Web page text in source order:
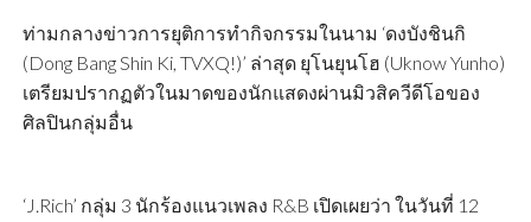
ท่ามกลางข่าวการยุติการทำกิจกรรมในนาม ‘ดงบังชินกิ
(Dong Bang Shin Ki, TVXQ!)’ ล่าสุด ยุโนยุนโฮ (Uknow Yunho)
เตรียมปรากฏตัวในมาดของนักแสดงผ่านมิวสิควีดีโอของ
ศิลปินกลุ่มอื่น
‘J.Rich’ กลุ่ม 3 นักร้องแนวเพลง R&B เปิดเผยว่า ในวันที่ 12